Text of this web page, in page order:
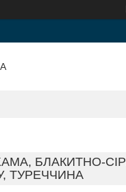
БЛАКИТНО-
ТУРЕЧЧИНА